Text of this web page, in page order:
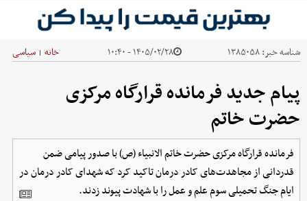
شناسه خبر:۱۳۸۵۰۵۸ ۱۴۰۵/۰۲/۲۸ - ۱۰:۴۰ خانه | سیاسی
پیام جدید فرمانده قرارگاه مرکزی
حضرت خاتم
فرمانده قرارگاه مرکزی حضرت خاتم الانبیاء (ص) با صدور پیامی ضمن
قدردانی از مجاهدت‌های کادر درمان تاکید کرد که شهدای کادر درمان در
ایام جنگ تحمیلی سوم علم و عمل را با شهادت پیوند زدند.